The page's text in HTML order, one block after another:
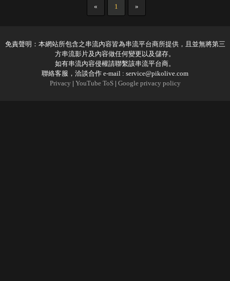
« 1 »
免責聲明：本網站所包含之串流內容皆為串流平台商所提供，且並無將第三
方串流影片及內容做任何變更以及儲存。
如有串流內容侵權請聯繫該串流平台商。
聯絡客服，洽談合作 e-mail : service@pikolive.com
Privacy | YouTube ToS| Google privacy policy